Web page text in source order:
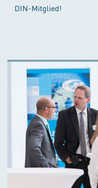
DIN-Mitglied!